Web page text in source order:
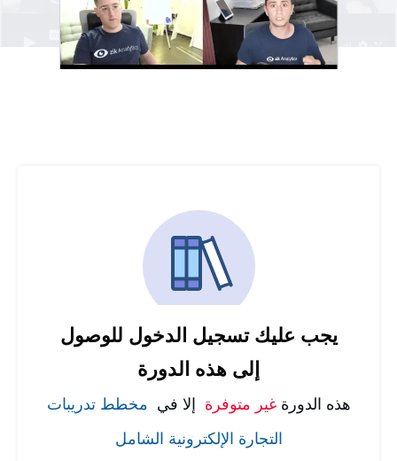
يجب عليك تسجيل الدخول للوصول
إلى هذه الدورة
هذه الدورةغير متوفرة إلا في مخطط تدريبات
التجارة الإلكترونية الشامل